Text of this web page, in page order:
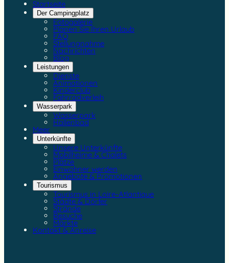
Startseite
Der Campingplatz
Fotogalerie
Planen Sie Ihren Urlaub
FAQ
Stellungnahme
Nachrichten
Blog
Leistungen
Dienste
Animationen
Kinderclub
Fahrradverleih
Wasserpark
Wasserpark
Hallenbad
Meer
Unterkünfte
Unsere Unterkünfte
Mobilheime & Chalets
Plätze
Einwohner werden
Angebote & Promotionen
Tourismus
Tourismus in Loire-Atlantique
Städte & Dörfer
Strände
Besuche
Märkte
Kontakt & Anreise